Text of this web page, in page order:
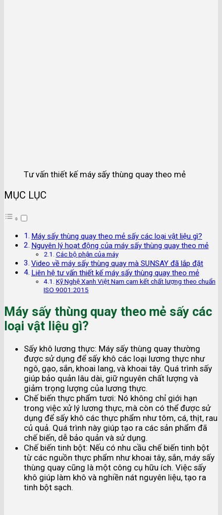
Tư vấn thiết kế máy sấy thùng quay theo mẻ
MỤC LỤC
Máy sấy thùng quay theo mẻ sấy các loại vật liệu gì?
Nguyên lý hoạt động của máy sấy thùng quay theo mẻ
Các bộ phận của máy
Video về máy sấy thùng quay mà SUNSAY đã lắp đặt
Liên hệ tư vấn thiết kế máy sấy thùng quay theo mẻ
Kỹ Nghệ Xanh Việt Nam cam kết chất lượng theo chuẩn
ISO 9001:2015
Máy sấy thùng quay theo mẻ sấy các
loại vật liệu gì?
Sấy khô lương thực: Máy sấy thùng quay thường
được sử dụng để sấy khô các loại lương thực như
ngô, gạo, sắn, khoai lang, và khoai tây. Quá trình sấy
giúp bảo quản lâu dài, giữ nguyên chất lượng và
giảm trọng lượng của lương thực.
Chế biến thực phẩm tươi: Nó không chỉ giới hạn
trong việc xử lý lương thực, mà còn có thể được sử
dụng để sấy khô các thực phẩm như tôm, cá, thịt, rau
củ quả. Quá trình này giúp tạo ra các sản phẩm đã
chế biến, dễ bảo quản và sử dụng.
Chế biến tinh bột: Nếu có nhu cầu chế biến tinh bột
từ các nguồn thực phẩm như khoai tây, sắn, máy sấy
thùng quay cũng là một công cụ hữu ích. Việc sấy
khô giúp làm khô và nghiền nát nguyên liệu, tạo ra
tinh bột sạch.